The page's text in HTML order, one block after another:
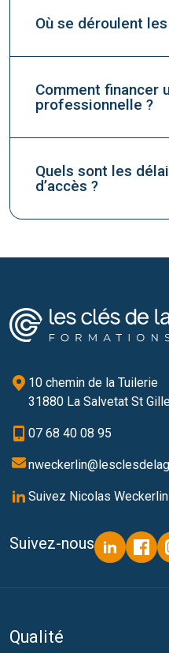
Où se déroulent
Comment financer
professionnelle ?
Quels sont les
d’accès ?
10 chemin de la Tuilerie
31880 La Salvetat St
07 68 40 08 95
Suivez Nicolas Weckerlin
Suivez-nous
Qualité